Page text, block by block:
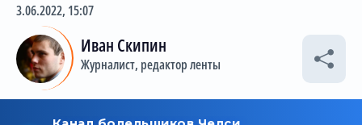
3.06.2022, 15:07
Иван Скипин
Журналист, редактор ленты
История Челси
Статистика
Календарь игр